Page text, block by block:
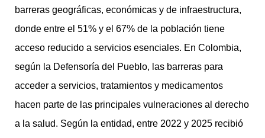
barreras geográficas, económicas y de infraestructura,
donde entre el 51% y el 67% de la población tiene
acceso reducido a servicios esenciales. En Colombia,
según la Defensoría del Pueblo, las barreras para
acceder a servicios, tratamientos y medicamentos
hacen parte de las principales vulneraciones al derecho
a la salud. Según la entidad, entre 2022 y 2025 recibió